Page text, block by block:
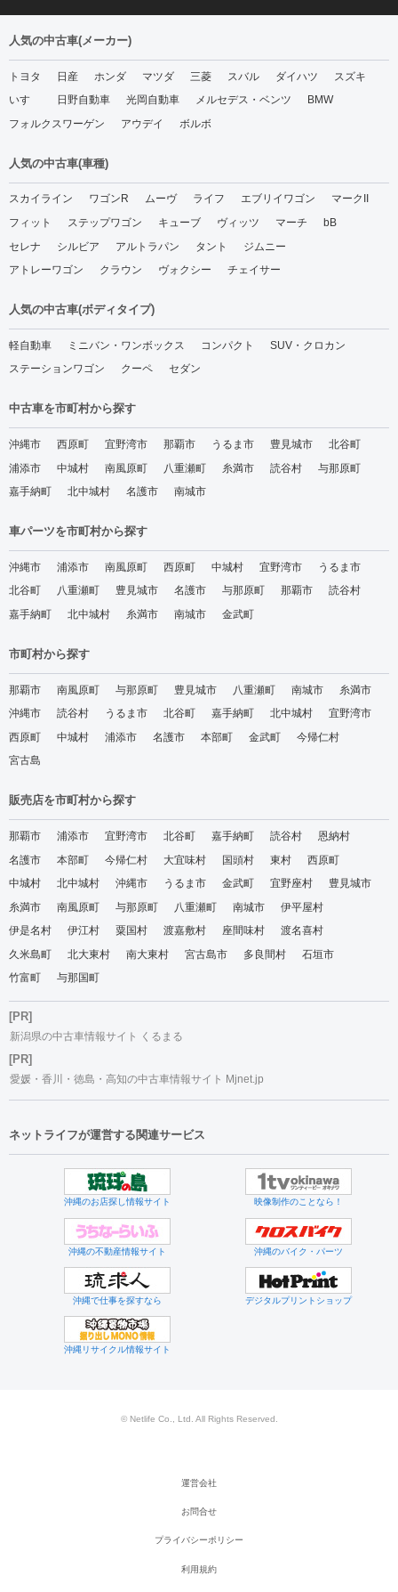
人気の中古車(メーカー)
トヨタ 日産 ホンダ マツダ 三菱 スバル ダイハツ
スズキ
いすゞ
日野自動車 光岡自動車 メルセデス・ベンツ
BMW
フォルクスワーゲン
アウデイ ボルボ
人気の中古車(車種)
スカイライン ワゴンR ムーヴ ライフ エブリイワゴン
マークII
フィット
ステップワゴン キューブ ヴィッツ マーチ
bB
セレナ
シルビア アルトラパン タント
ジムニー
アトレーワゴン
クラウン ヴォクシー チェイサー
人気の中古車(ボディタイプ)
軽自動車 ミニバン・ワンボックス コンパクト
SUV・クロカン
ステーションワゴン
クーペ セダン
中古車を市町村から探す
沖縄市 西原町 宜野湾市 那覇市 うるま市 豊見城市
北谷町
浦添市
中城村 南風原町 八重瀬町 糸満市 読谷村
与那原町
嘉手納町
北中城村 名護市 南城市
車パーツを市町村から探す
沖縄市 浦添市 南風原町 西原町 中城村 宜野湾市
うるま市
北谷町
八重瀬町 豊見城市 名護市 与那原町 那覇市
読谷村
嘉手納町
北中城村 糸満市 南城市 金武町
市町村から探す
那覇市 南風原町 与那原町 豊見城市 八重瀬町 南城市
糸満市
沖縄市
読谷村 うるま市 北谷町 嘉手納町 北中城村
宜野湾市
西原町
中城村 浦添市 名護市 本部町 金武町
今帰仁村
宮古島
販売店を市町村から探す
那覇市 浦添市 宜野湾市 北谷町 嘉手納町 読谷村
恩納村
名護市
本部町 今帰仁村 大宜味村 国頭村 東村
西原町
中城村
北中城村 沖縄市 うるま市 金武町 宜野座村
豊見城市
糸満市
南風原町 与那原町 八重瀬町 南城市
伊平屋村
伊是名村
伊江村 粟国村 渡嘉敷村 座間味村
渡名喜村
久米島町
北大東村 南大東村 宮古島市 多良間村
石垣市
竹富町
与那国町
[PR]
新潟県の中古車情報サイト くるまる
[PR]
愛媛・香川・徳島・高知の中古車情報サイト Mjnet.jp
ネットライフが運営する関連サービス
沖縄のお店探し情報サイト 映像制作のことなら！
沖縄の不動産情報サイト 沖縄のバイク・パーツ
沖縄で仕事を探すなら デジタルプリントショップ
沖縄リサイクル情報サイト
© Netlife Co., Ltd. All Rights Reserved.
運営会社
お問合せ
プライバシーポリシー
利用規約